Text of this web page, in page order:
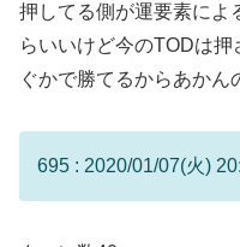
押してる側が運要素によ
らいいけど今のTODは
ぐかで勝てるからあかん
695 : 2020/01/07(火)